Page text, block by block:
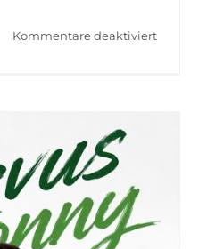
Kommentare deaktiviertfür